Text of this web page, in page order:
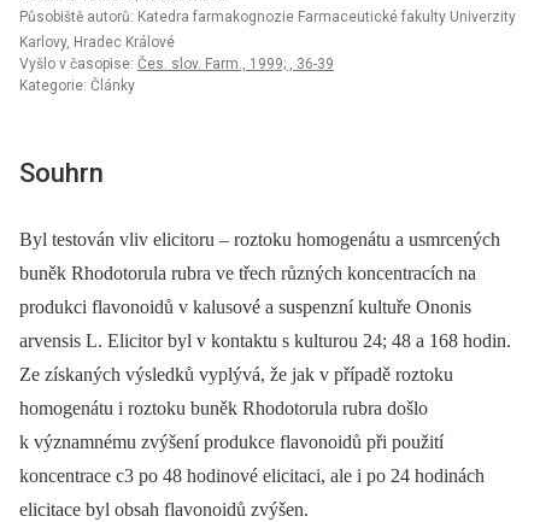
Působiště autorů: Katedra farmakognozie Farmaceutické fakulty Univerzity
Karlovy, Hradec Králové
Vyšlo v časopise: Čes. slov. Farm., 1999; , 36-39
Kategorie: Články
Souhrn
Byl testován vliv elicitoru –⁠ roztoku homogenátu a usmrcených
buněk Rhodotorula rubra ve třech různých koncentracích na
produkci flavonoidů v kalusové a suspenzní kultuře Ononis
arvensis L. Elicitor byl v kontaktu s kulturou 24; 48 a 168 hodin.
Ze získaných výsledků vyplývá, že jak v případě roztoku
homogenátu i roztoku buněk Rhodotorula rubra došlo
k významnému zvýšení produkce flavonoidů při použití
koncentrace c3 po 48 hodinové elicitaci, ale i po 24 hodinách
elicitace byl obsah flavonoidů zvýšen.